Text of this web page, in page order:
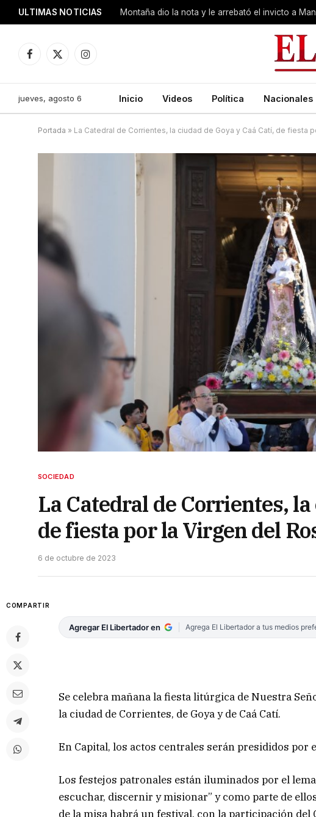
ULTIMAS NOTICIAS Montaña dio la nota y le arrebató el invicto a
Facebook
X
Instagram
jueves, agosto 6 Inicio Videos Política Nacionales
Portada » La Catedral de Corrientes, la ciudad de Goya y Caá Catí, de fiesta
SOCIEDAD
La Catedral de Corrientes,
de fiesta por la Virgen del
6 de octubre de 2023
COMPARTIR
Agregar El Libertador en Agrega El Libertador a tus medios
Se celebra mañana la fiesta litúrgica de Nuestra
la ciudad de Corrientes, de Goya y de Caá Catí.
En Capital, los actos centrales serán presididos por
Los festejos patronales están iluminados por el
escuchar, discernir y misionar” y como parte de
de la misa habrá un festival, con la participación